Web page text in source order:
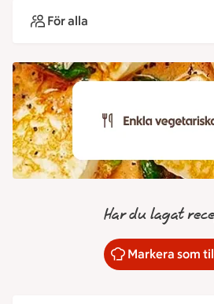
För alla
Har du lagat
Markera som